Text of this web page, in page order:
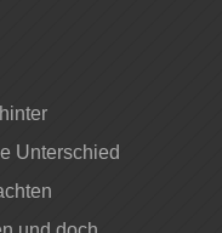
Unterschied